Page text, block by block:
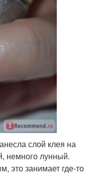
слой клея на
немного лунный.
это занимает где-то